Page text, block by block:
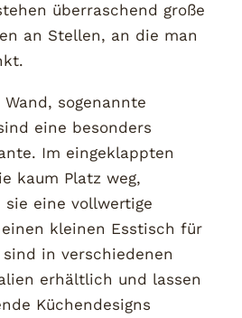
überraschend große
an Stellen, an die man
sogenannte
eine besonders
Im eingeklappten
kaum Platz weg,
eine vollwertige
kleinen Esstisch für
in verschiedenen
erhältlich und lassen
Küchendesigns